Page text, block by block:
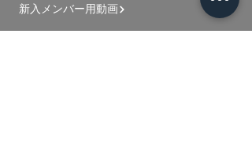
新入メンバー用動画